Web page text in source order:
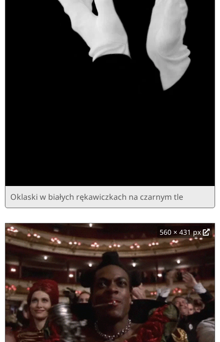
Oklaski w białych rękawiczkach na czarnym tle
560 × 431 px